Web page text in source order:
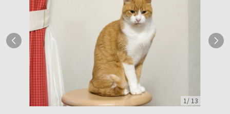
1 / 13